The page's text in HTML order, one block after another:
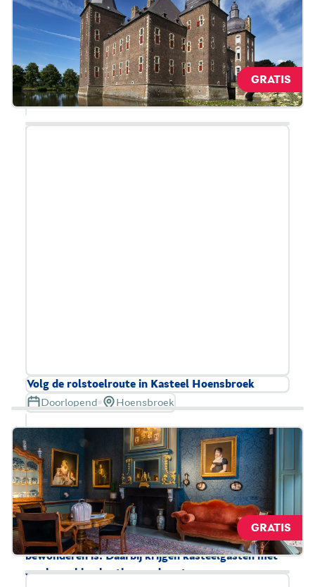
bezoekers met een beperking. Zo zijn er videotours
te volgen in Nederlandse Gebarentaal (NGT) in het
paleis. Ook zijn er drie verschillende audioverhalen
die u meenemen door het verhaal van de Oranjes.
Op het stallenplein bevindt zich ook een Changing
Place toilet.
GRATIS
Volg de rolstoelroute in Kasteel Hoensbroek
Doorlopend
Hoensbroek
Kasteel Hoensbroek heeft als enige kasteel in
Nederland een lift, zodat een groot deel van het
kasteel rolstoeltoegankelijk is. Via de rolstoelroute
is mogelijk om het hele kasteel te zien. De route
begin in de filmruimte op de 17e-eeuwse zolder, die
met de lift bereikbaar is. Daar is een film te zien
waarin het hele kasteel op spectaculaire wijze te
bewonderen is. Daarbij krijgen kasteelgasten met
een beperking korting op de entree.
GRATIS